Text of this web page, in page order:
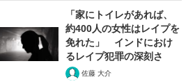
「家にトイレがあれば、
約400人の女性はレイプを
免れた」 インドにおけ
るレイプ犯罪の深刻さ
佐藤 大介